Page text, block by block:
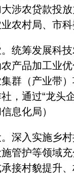
涉农贷款投
农村局、市
筹发展科技
产品加工业
群（产业带
，通过“龙头
息化局）
入实施乡村
管护等领域
接村貌提升